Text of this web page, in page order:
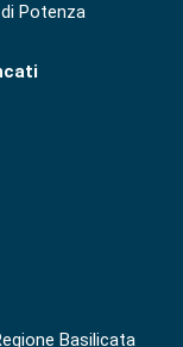
Potenza
Basilicata